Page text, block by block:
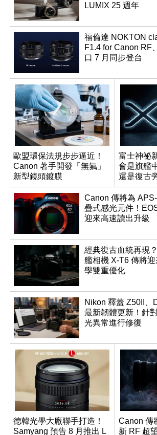
LUMIX 25 週年
福倫達 NOKTON
F1.4 for Canon RF
口 7 月同步登台
歐盟環保法規步步逼近！
Canon 著手開發「無氟」
新型鏡頭鍍膜
富士神祕
會是旗艦
還是復古
Canon 傳將為
疊式感光元件！
迎來高速讀出升級
經典復古血統再現
艦相機 X-T6 傳將
學雙重優化
Nikon 釋蓋 Z50II、
最新韌體更新！針
光異常進行修復
德韓光學大廠聯手打造！
Samyang 預告 8 月推出 L
Canon 傳
新 RF 超